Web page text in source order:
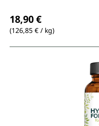
18,90 €
(126,85 € / kg)